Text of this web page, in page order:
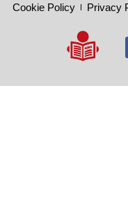
Cookie Policy
Privacy